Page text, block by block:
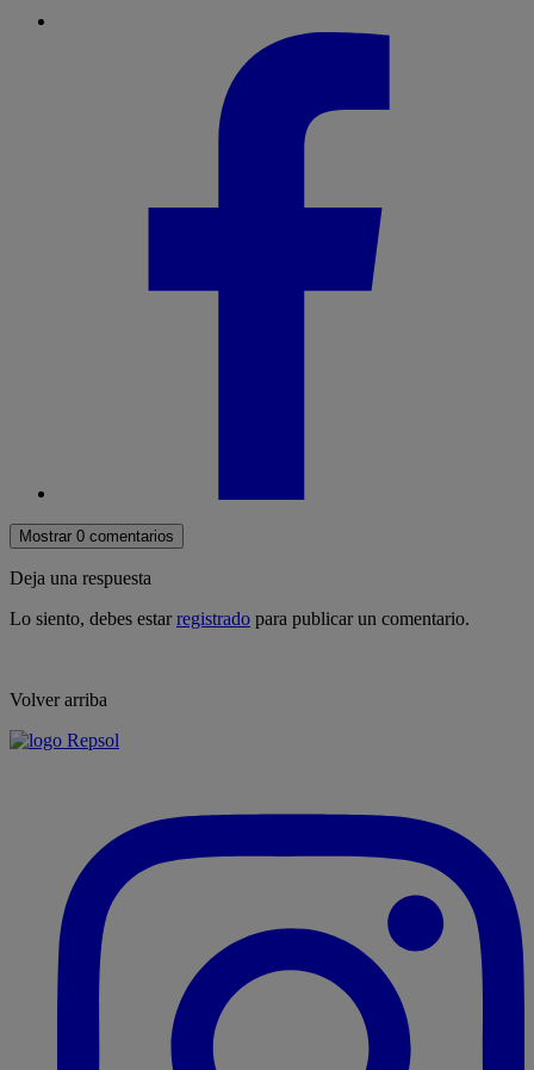
Mostrar 0 comentarios
Deja una respuesta
Lo siento, debes estarregistrado para publicar un comentario.
Volver arriba